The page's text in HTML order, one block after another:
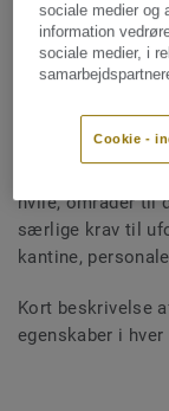
Problemer med
Men der findes
kan reducere
For arbejds- og
hvile, områder til
særlige krav til
kantine,
Kort beskrivelse
egenskaber i
sociale medier og
information
sociale medier, i
Cookie -